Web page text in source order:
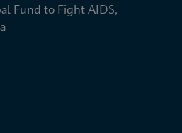
Fund to Fight AIDS,